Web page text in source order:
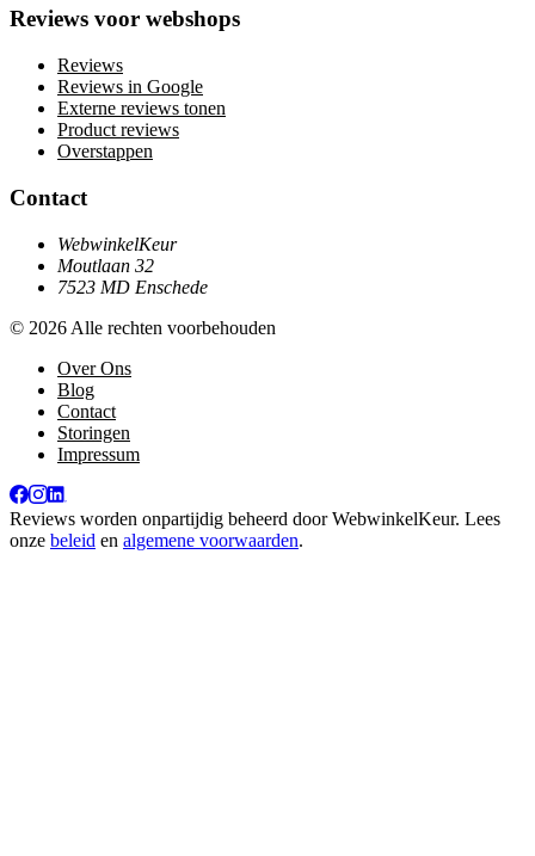
Reviews voor webshops
Reviews
Reviews in Google
Externe reviews tonen
Product reviews
Overstappen
Contact
WebwinkelKeur
Moutlaan 32
7523 MD Enschede
© 2026 Alle rechten voorbehouden
Over Ons
Blog
Contact
Storingen
Impressum
Reviews worden onpartijdig beheerd doorWebwinkelKeur. Lees
onze beleid en algemene voorwaarden.